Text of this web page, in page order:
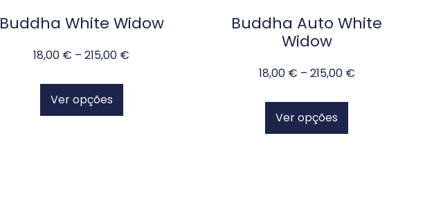
Buddha White Widow
18,00 € – 215,00 €
Ver opções
Buddha Auto White
Widow
18,00 € – 215,00 €
Ver opções